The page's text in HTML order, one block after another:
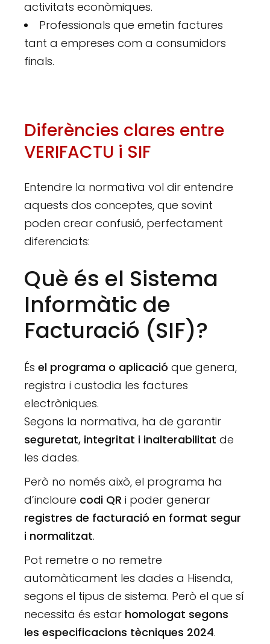
activitats econòmiques.
Professionals que emetin factures
tant a empreses com a consumidors
finals.
Diferències clares entre
VERIFACTU i SIF
Entendre la normativa vol dir entendre
aquests dos conceptes, que sovint
poden crear confusió, perfectament
diferenciats:
Què és el Sistema
Informàtic de
Facturació (SIF)?
Ésel programa o aplicació que genera,
registra i custodia les factures
electròniques.
Segons la normativa, ha de garantir
seguretat, integritat i inalterabilitat de
les dades.
Però no només això, el programa ha
d’incloure codi QR i poder generar
registres de facturació en format segur
i normalitzat.
Pot remetre o no remetre
automàticament les dades a Hisenda,
segons el tipus de sistema. Però el que sí
necessita és estar homologat segons
les especificacions tècniques 2024.